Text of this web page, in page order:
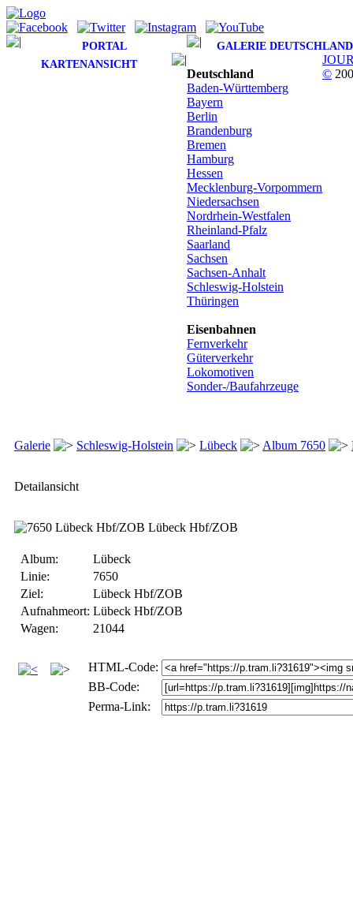
PORTAL
GALERIE DEUTSCHLAND
KARTENANSICHT
Deutschland
Baden-Württemberg
Bayern
Berlin
Brandenburg
Bremen
Hamburg
Hessen
Mecklenburg-Vorpommern
Niedersachsen
Nordrhein-Westfalen
Rheinland-Pfalz
Saarland
Sachsen
Sachsen-Anhalt
Schleswig-Holstein
Thüringen
Eisenbahnen
Fernverkehr
Güterverkehr
Lokomotiven
Sonder-/Baufahrzeuge
Galerie Schleswig-Holstein Lübeck Album 7650
Detailansicht
Album:
Lübeck
Linie:
7650
Ziel:
Lübeck Hbf/ZOB
Aufnahmeort: Lübeck Hbf/ZOB
Wagen:
21044
HTML-Code:
BB-Code:
Perma-Link:
©